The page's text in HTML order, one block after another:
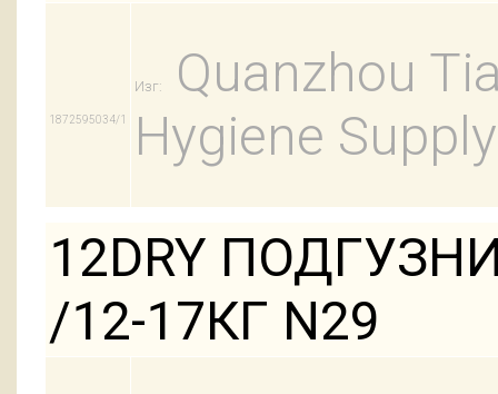
1872595034/1
Изг:
Quanzhou
Hygiene
12DRY
/12-17КГ N29